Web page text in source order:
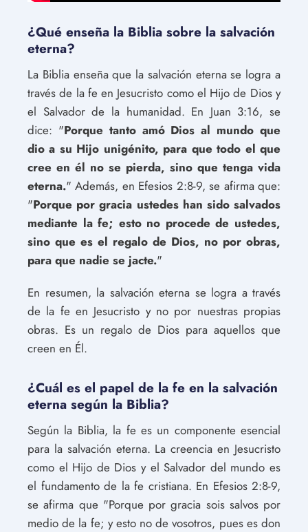
¿Qué enseña la Biblia sobre la salvación
eterna?
La Biblia enseña que la salvación eterna se logra a
través de la fe en Jesucristo como el Hijo de Dios y
el Salvador de la humanidad. En Juan 3:16, se
dice: "Porque tanto amó Dios al mundo que
dio a su Hijo unigénito, para que todo el que
cree en él no se pierda, sino que tenga vida
eterna." Además, en Efesios 2:8-9, se afirma que:
"Porque por gracia ustedes han sido salvados
mediante la fe; esto no procede de ustedes,
sino que es el regalo de Dios, no por obras,
para que nadie se jacte."
En resumen, la salvación eterna se logra a través
de la fe en Jesucristo y no por nuestras propias
obras. Es un regalo de Dios para aquellos que
creen en Él.
¿Cuál es el papel de la fe en la salvación
eterna según la Biblia?
Según la Biblia, la fe es un componente esencial
para la salvación eterna. La creencia en Jesucristo
como el Hijo de Dios y el Salvador del mundo es
el fundamento de la fe cristiana. En Efesios 2:8-9,
se afirma que "Porque por gracia sois salvos por
medio de la fe; y esto no de vosotros, pues es don